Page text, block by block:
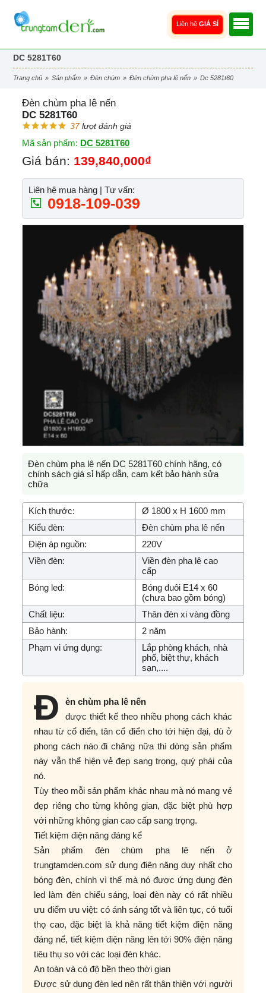
Liên hệ GIÁ SỈ
DC 5281T60
trang chủ » sản phẩm » đèn chùm » đèn chùm pha lê nến » dc 5281t60
Đèn chùm pha lê nến
DC 5281T60
37lượt đánh giá
Mã sản phẩm: DC 5281T60
Giá bán: 139,840,000₫
Liên hệ mua hàng | Tư vấn:
0918-109-039
Đèn chùm pha lê nến DC 5281T60 chính hãng, có
chính sách giá sỉ hấp dẫn, cam kết bảo hành sửa
chữa
Kích thước:
Ø 1800 x H 1600 mm
Kiểu đèn:
Đèn chùm pha lê nến
Điện áp nguồn:
220V
Viền đèn:
Viền đèn pha lê cao
cấp
Bóng led:
Bóng đuôi E14 x 60
(chưa bao gồm bóng)
Chất liệu:
Thân đèn xi vàng đồng
Bảo hành:
2 năm
Phạm vi ứng dụng:
Lắp phòng khách, nhà
phố, biệt thự, khách
sạn,....
Đ
èn chùm pha lê nến
được thiết kế theo nhiều phong cách khác
nhau từ cổ điển, tân cổ điển cho tới hiện đại, dù ở
phong cách nào đi chăng nữa thì dòng sản phẩm
này vẫn thể hiện vẻ đẹp sang trọng, quý phái của
nó.
Tùy theo mỗi sản phẩm khác nhau mà nó mang vẻ
đẹp riêng cho từng không gian, đặc biệt phù hợp
với những không gian cao cấp sang trọng.
Tiết kiệm điện năng đáng kể
Sản phẩm đèn chùm pha lê nến ở
trungtamden.com sử dụng điện năng duy nhất cho
bóng đèn, chính vì thế mà nó được ứng dụng đèn
led làm đèn chiếu sáng, loại đèn này có rất nhiều
ưu điểm ưu việt: có ánh sáng tốt và liên tục, có tuổi
thọ cao, đặc biệt là khả năng tiết kiệm điện năng
đáng nể, tiết kiệm điện năng lên tới 90% điện năng
tiêu thụ so với các loại đèn khác.
An toàn và có độ bền theo thời gian
Được sử dụng đèn led nên rất thân thiện với người